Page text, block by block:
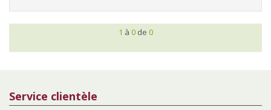
1 à 0 de 0
Service clientèle